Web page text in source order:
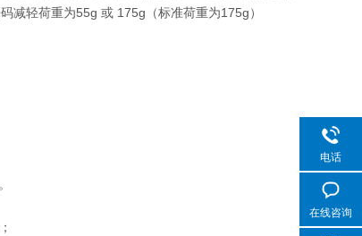
减轻荷重为55g 或 175g（标准荷重为175g）
电话
在线咨询